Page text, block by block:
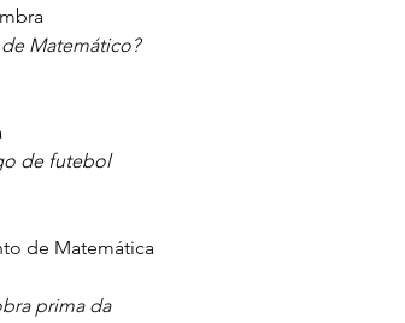
Matemático?
de futebol
de Matemática
prima da